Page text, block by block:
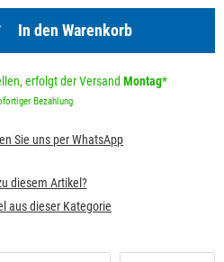
In den Warenkorb
erfolgt der Versand Montag*
Bezahlung
Sie uns per WhatsApp
diesem Artikel?
aus dieser Kategorie